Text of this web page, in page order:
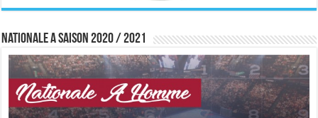
Nationale A saison 2020 / 2021